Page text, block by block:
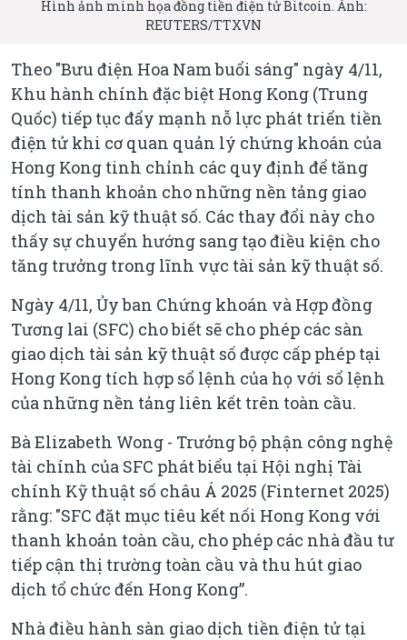
Hình ảnh minh họa đồng tiền điện tử Bitcoin. Ảnh:
REUTERS/TTXVN
Theo "Bưu điện Hoa Nam buổi sáng" ngày 4/11,
Khu hành chính đặc biệt Hong Kong (Trung
Quốc) tiếp tục đẩy mạnh nỗ lực phát triển tiền
điện tử khi cơ quan quản lý chứng khoán của
Hong Kong tinh chỉnh các quy định để tăng
tính thanh khoản cho những nền tảng giao
dịch tài sản kỹ thuật số. Các thay đổi này cho
thấy sự chuyển hướng sang tạo điều kiện cho
tăng trưởng trong lĩnh vực tài sản kỹ thuật số.
Ngày 4/11, Ủy ban Chứng khoán và Hợp đồng
Tương lai (SFC) cho biết sẽ cho phép các sàn
giao dịch tài sản kỹ thuật số được cấp phép tại
Hong Kong tích hợp sổ lệnh của họ với sổ lệnh
của những nền tảng liên kết trên toàn cầu.
Bà Elizabeth Wong - Trưởng bộ phận công nghệ
tài chính của SFC phát biểu tại Hội nghị Tài
chính Kỹ thuật số châu Á 2025 (Finternet 2025)
rằng: "SFC đặt mục tiêu kết nối Hong Kong với
thanh khoản toàn cầu, cho phép các nhà đầu tư
tiếp cận thị trường toàn cầu và thu hút giao
dịch tổ chức đến Hong Kong”.
Nhà điều hành sàn giao dịch tiền điện tử tại